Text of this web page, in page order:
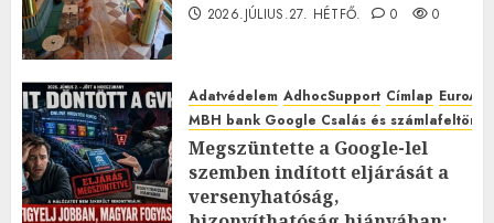
2026.JÚLIUS.27. HÉTFŐ. 0 0
Adatvédelem AdhocSupport Címlap
MBH bank Google Csalás és
Megszüntette a Google-lel
szemben indított eljárását a
versenyhatóság,